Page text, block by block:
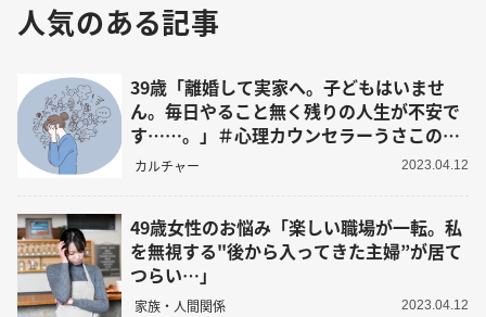
人気のある記事
39歳「離婚して実家へ。子どもはいませ
ん。毎日やること無く残りの人生が不安で
す……。」＃心理カウンセラーうさこの心
を軽くする考え方
カルチャー 2023.04.12
49歳女性のお悩み「楽しい職場が一転。私
を無視する"後から入ってきた主婦”が居て
つらい…」
家族・人間関係 2023.04.12